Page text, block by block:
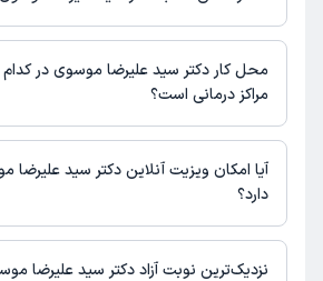
یزد، بلوار نواب، کلینیک امام علی
مطب کلینیک خاتم الانبیاء : 03537330122
مطب کلینیک امام علی : 03536301705
محل کار دکتر سید علیرضا موسوی در کدام
مراکز درمانی است؟
اطلاعاتی درباره محل فعالیت دکتر سید علیرضا موسوی
دسترس نیست.
آیا امکان ویزیت آنلاین دکتر سید
دارد؟
در حال حاضر اطلاعاتی درباره ارائه ویزیت آنلاین
در دسترس نیست. برای دریافت اطلاعات دقیق‌تر،
نزدیک‌ترین نوبت آزاد دکتر سید علیرضا